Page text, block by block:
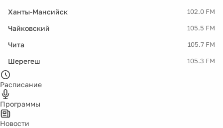
Ханты-Мансийск 102.0 FM
Чайковский 105.5 FM
Чита 105.7 FM
Шерегеш 105.3 FM
Расписание
Программы
Новости